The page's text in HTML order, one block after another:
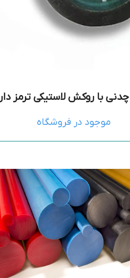
با روکش لاستیکی ترمز دار
موجود در فروشگاه